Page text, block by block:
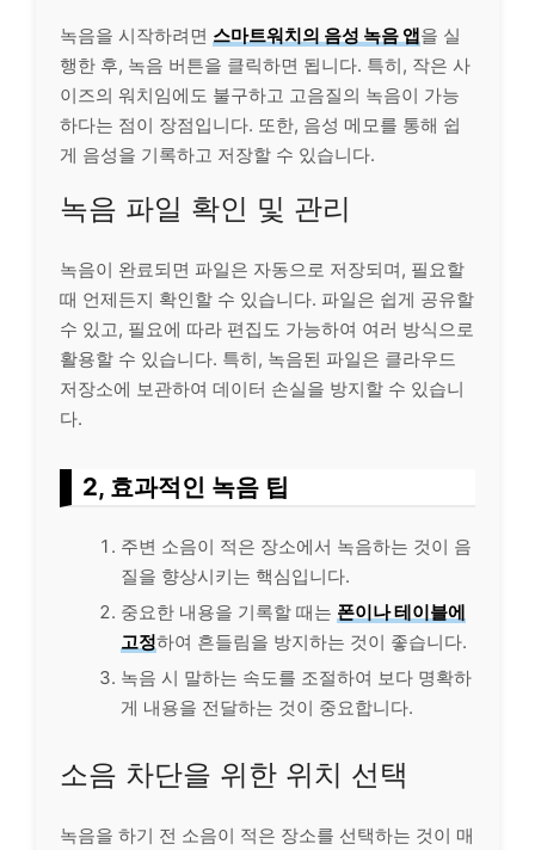
녹음을 시작하려면 스마트워치의 음성 녹음 앱을 실
행한 후, 녹음 버튼을 클릭하면 됩니다. 특히, 작은 사
이즈의 워치임에도 불구하고 고음질의 녹음이 가능
하다는 점이 장점입니다. 또한, 음성 메모를 통해 쉽
게 음성을 기록하고 저장할 수 있습니다.
녹음 파일 확인 및 관리
녹음이 완료되면 파일은 자동으로 저장되며, 필요할
때 언제든지 확인할 수 있습니다. 파일은 쉽게 공유할
수 있고, 필요에 따라 편집도 가능하여 여러 방식으로
활용할 수 있습니다. 특히, 녹음된 파일은 클라우드
저장소에 보관하여 데이터 손실을 방지할 수 있습니
다.
2, 효과적인 녹음 팁
주변 소음이 적은 장소에서 녹음하는 것이 음
질을 향상시키는 핵심입니다.
중요한 내용을 기록할 때는 폰이나 테이블에
고정하여 흔들림을 방지하는 것이 좋습니다.
녹음 시 말하는 속도를 조절하여 보다 명확하
게 내용을 전달하는 것이 중요합니다.
소음 차단을 위한 위치 선택
녹음을 하기 전 소음이 적은 장소를 선택하는 것이 매